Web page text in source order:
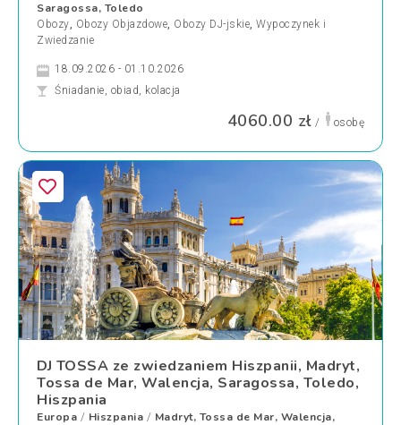
Saragossa, Toledo
Obozy, Obozy Objazdowe, Obozy DJ-jskie, Wypoczynek i
Zwiedzanie
18.09.2026 - 01.10.2026
Śniadanie, obiad, kolacja
4060.00 zł / osobę
DJ TOSSA ze zwiedzaniem Hiszpanii, Madryt,
Tossa de Mar, Walencja, Saragossa, Toledo,
Hiszpania
Europa / Hiszpania / Madryt, Tossa de Mar, Walencja,